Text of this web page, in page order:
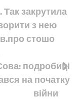
Так закрутила
з нею
стошо
подробиці
на початку
війни